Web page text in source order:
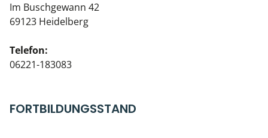
Im Buschgewann 42
69123 Heidelberg
Telefon:
06221-183083
FORTBILDUNGSSTAND
Klinische & Praktische Kurse
Live Online-Kurse